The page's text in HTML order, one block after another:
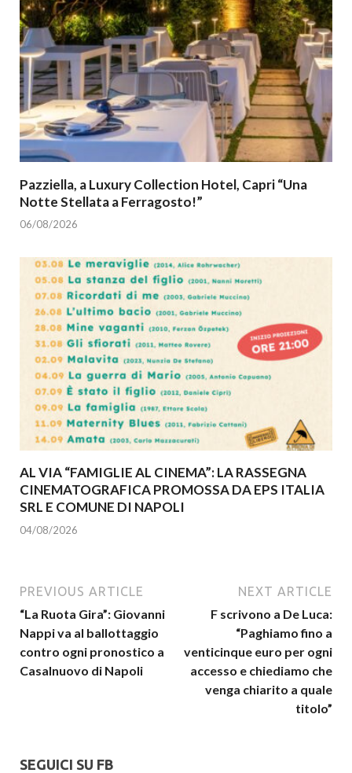
Pazziella, a Luxury Collection Hotel, Capri “Una
Notte Stellata a Ferragosto!”
06/08/2026
AL VIA “FAMIGLIE AL CINEMA”: LA RASSEGNA
CINEMATOGRAFICA PROMOSSA DA EPS ITALIA
SRL E COMUNE DI NAPOLI
04/08/2026
PREVIOUS ARTICLE
“La Ruota Gira”: Giovanni
Nappi va al ballottaggio
contro ogni pronostico a
Casalnuovo di Napoli
NEXT ARTICLE
F scrivono a De Luca:
“Paghiamo fino a
venticinque euro per ogni
accesso e chiediamo che
venga chiarito a quale
titolo”
SEGUICI SU FB